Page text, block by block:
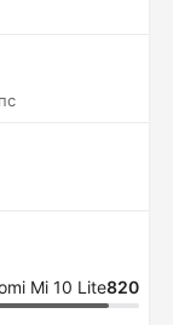
Mi 10 Lite820